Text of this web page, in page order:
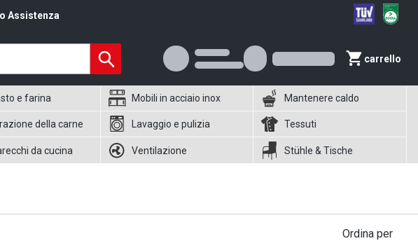
Assistenza
carrello
e farina Mobili in acciaio inox Mantenere caldo
della carne Lavaggio e pulizia Tessuti
da cucina Ventilazione Stühle & Tische
Ordina per